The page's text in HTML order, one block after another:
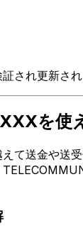
され更新さ
を使
て送金や送